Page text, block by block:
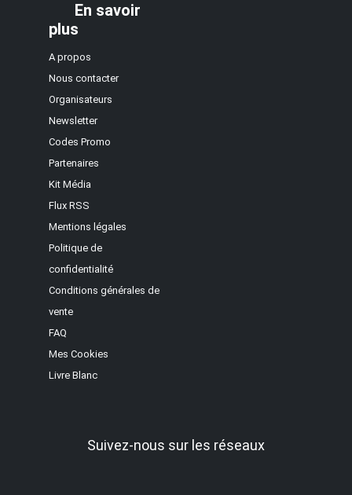
En savoir
plus
A propos
Nous contacter
Organisateurs
Newsletter
Codes Promo
Partenaires
Kit Média
Flux RSS
Mentions légales
Politique de
confidentialité
Conditions générales de
vente
FAQ
Mes Cookies
Livre Blanc
Suivez-nous sur les réseaux